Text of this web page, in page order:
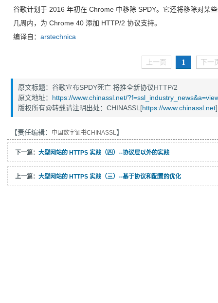
谷歌计划于 2016 年初在 Chrome 中移除 SPDY。它还将移除对某
几周内，为 Chrome 40 添加 HTTP/2 协议支持。
编译自：arstechnica
上一页 1 下一
原文标题：谷歌宣布SPDY死亡 将推全新协议HTTP/2
原文地址： https://www.chinassl.net/
版权所有@转载请注明出处：CHINASSL[https://www.chinassl.net]
【责任编辑： 中国数字证书CHINASSL】
下一篇： 大型网站的 HTTPS 实践（四）--协议层以外的实践
上一篇： 大型网站的 HTTPS 实践（三）--基于协议和配置的优化